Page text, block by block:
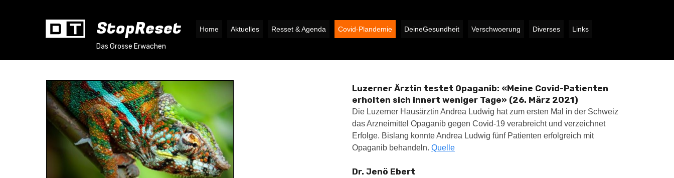
Das Grosse Erwachen
StopReset Home Aktuelles Resset & Agenda Covid-Plandemie DeineGesundheit Verschwoerung Diverses Links
Luzerner Ärztin testet Opaganib: «Meine Covid-Patienten
erholten sich innert weniger Tage» (26. März 2021)
Die Luzerner Hausärztin Andrea Ludwig hat zum ersten Mal in der Schweiz
das Arzneimittel Opaganib gegen Covid-19 verabreicht und verzeichnet
Erfolge. Bislang konnte Andrea Ludwig fünf Patienten erfolgreich mit
Opaganib behandeln. Quelle
Dr. Jenö Ebert